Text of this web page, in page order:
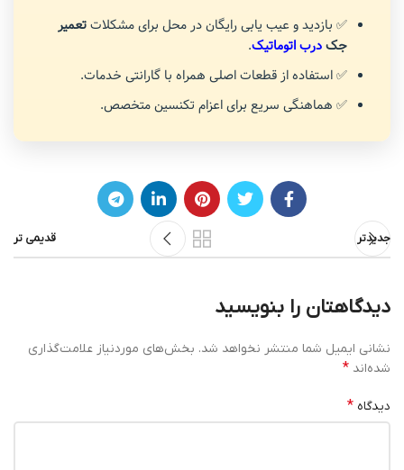
✅ بازدید و عیب یابی رایگان در محل برای مشکلاتتعمیر
جکدرب اتوماتیک.
✅ استفاده از قطعات اصلی همراه با گارانتی خدمات.
✅ هماهنگی سریع برای اعزام تکنسین متخصص.
جدیدتر قدیمی تر
دیدگاهتان را بنویسید
نشانی ایمیل شما منتشر نخواهد شد. بخش‌های موردنیاز علامت‌گذاری
شده‌اند *
دیدگاه *